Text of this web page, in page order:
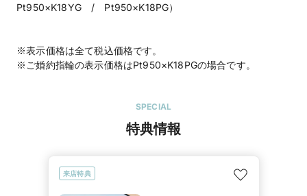
Pt950×K18YG / Pt950×K18PG）
※表示価格は全て税込価格です。
※ご婚約指輪の表示価格はPt950×K18PGの場合です。
SPECIAL
特典情報
来店特典